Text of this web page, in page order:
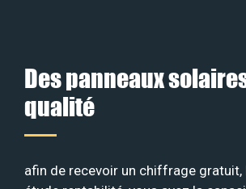
Des panneaux
qualité
afin de recevoir un chiffrage gratuit,